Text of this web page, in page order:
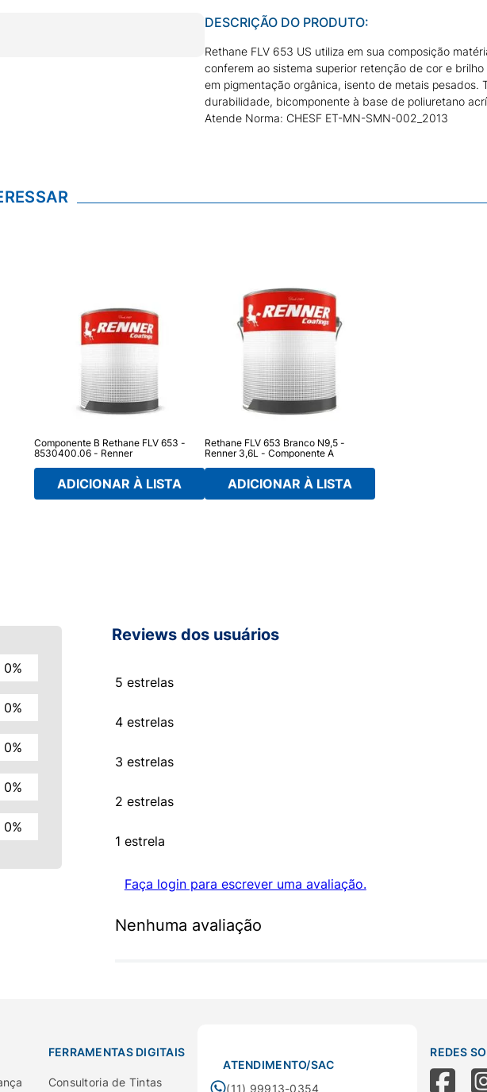
DESCRIÇÃO DO PRODUTO:
Rethane FLV 653 US utiliza em sua composição
conferem ao sistema superior retenção de cor e
em pigmentação orgânica, isento de metais
durabilidade, bicomponente à base de poliuretano
Atende Norma: CHESF ET-MN-SMN-002_2013
Componente B Rethane FLV 653 -
8530400.06 - Renner
ADICIONAR À LISTA
Rethane FLV 653 Branco N9,5 -
Renner 3,6L - Componente A
ADICIONAR À LISTA
0%
0%
0%
0%
0%
Reviews dos usuários
5 estrelas
4 estrelas
3 estrelas
2 estrelas
1 estrela
Faça login para escrever uma avaliação.
Nenhuma avaliação
FERRAMENTAS DIGITAIS
Consultoria de Tintas
ATENDIMENTO/SAC
(11) 99913-0354
REDES